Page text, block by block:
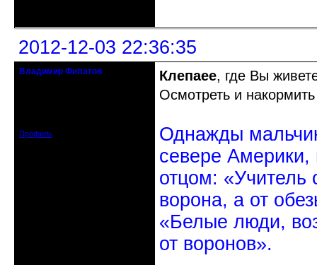
2012-12-03 22:36:35
Владимир Филатов
Профиль
Клепаee, где Вы
Осмотреть и
Однажды
севере
отцом: «Учитель
ворона, а от
«Белые люди,
от воронов».